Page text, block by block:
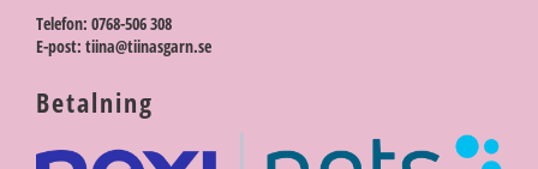
Telefon: 0768-506 308
E-post: tiina@tiinasgarn.se
Betalning